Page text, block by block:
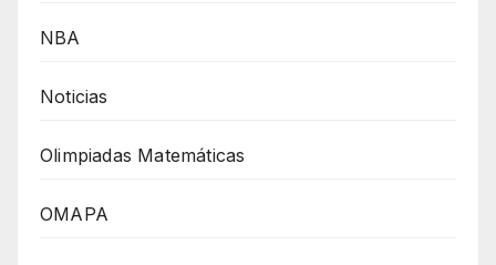
NBA
Noticias
Olimpiadas Matemáticas
OMAPA